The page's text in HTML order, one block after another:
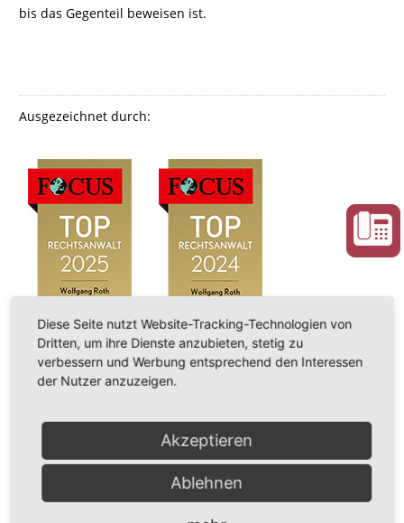
bis das Gegenteil beweisen ist.
Ausgezeichnet durch:
Diese Seite nutzt Website-Tracking-Technologien von
Dritten, um ihre Dienste anzubieten, stetig zu
verbessern und Werbung entsprechend den Interessen
der Nutzer anzuzeigen.
Akzeptieren
Ablehnen